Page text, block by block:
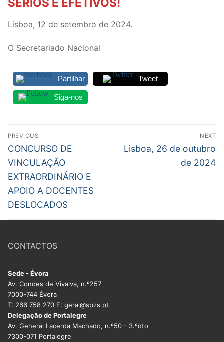
Lisboa, 12 de setembro de 2024.
O Secretariado Nacional
Partilhar Tweet
Siga-nos
Navegação
de
artigos
PREVIOUS
Previous
post:
CONCURSO DE
VINCULAÇÃO
EXTRAORDINÁRIO E
APOIO A DOCENTES
DESLOCADOS
NEXT
Next
Lisboa, 26 de outubro
de 2024
CONTACTOS
Sede - Évora
Av. Condes de Vivalva, n.º257
7000-744 Évora
T: 266 758 270 E: geral@spzs.pt
Delegação de Portalegre
Av. General Lacerda Machado, n.º50 - 3.ºdto
7300-071 Portalegre